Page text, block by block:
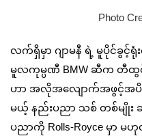
Photo
လက်ရှိမှာ ဂျာမနီ ရဲ့ မူပိုင်ခွင့်ရုံ
မူလကုမ္ပဏီ BMW ဆီက တီထွ
ဟာ အလိုအလျောက်အဖွင့်အပိ
မယ့် နည်းပညာ သစ် တစ်မျိုး
ပညာကို Rolls-Royce မှာ မ